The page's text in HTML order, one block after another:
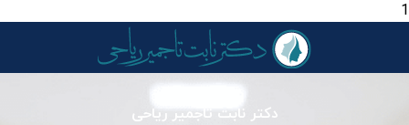
1
دکتر نابت تاجمیر ریاحی